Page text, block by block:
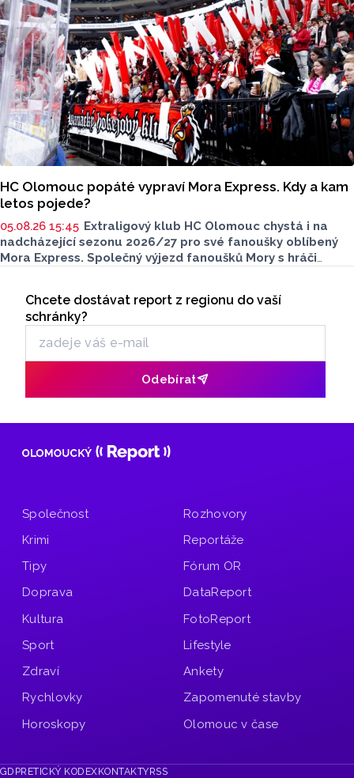
HC Olomouc popáté vypraví Mora Express. Kdy a kam
letos pojede?
05.08.26 15:45 Extraligový klub HC Olomouc chystá i na
nadcházející sezonu 2026/27 pro své fanoušky oblíbený
Mora Express. Společný výjezd fanoušků Mory s hráči
destinací pražská Libeň, kde kohouti vyzvou v O2 aréně
Spartu Praha.
Odběr newsletteru
Chcete dostávat report z regionu do vaší
schránky?
Odebírat
Společnost
Krimi
Tipy
Doprava
Kultura
Sport
Zdraví
Rychlovky
Horoskopy
Rozhovory
Reportáže
Fórum OR
DataReport
FotoReport
Lifestyle
Ankety
Zapomenuté stavby
Olomouc v čase
GDPR ETICKÝ KODEXKONTAKTYRSS